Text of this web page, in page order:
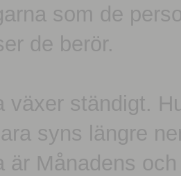
som de
de berör.
växer ständigt.
syns längre
är Månadens